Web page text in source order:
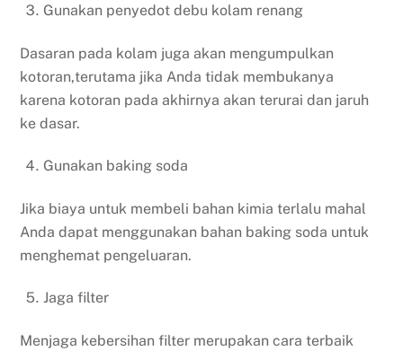
Gunakan penyedot debu kolam renang
Dasaran pada kolam juga akan mengumpulkan
kotoran,terutama jika Anda tidak membukanya
karena kotoran pada akhirnya akan terurai dan jaruh
ke dasar.
Gunakan baking soda
Jika biaya untuk membeli bahan kimia terlalu mahal
Anda dapat menggunakan bahan baking soda untuk
menghemat pengeluaran.
Jaga filter
Menjaga kebersihan filter merupakan cara terbaik